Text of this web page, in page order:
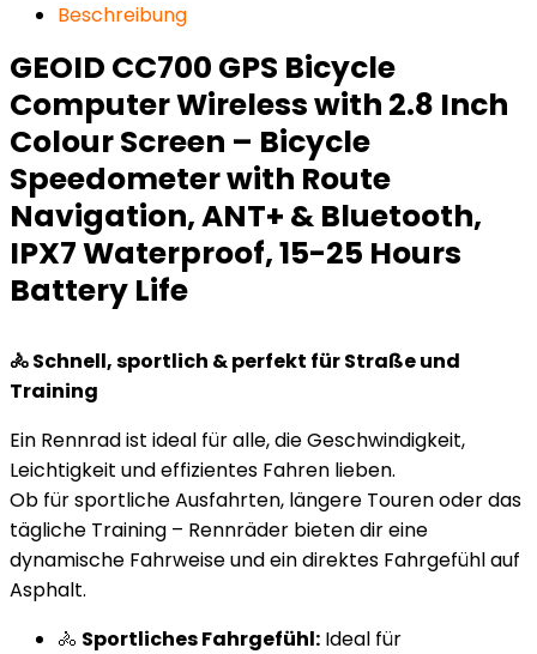
Beschreibung
GEOID CC700 GPS Bicycle
Computer Wireless with 2.8 Inch
Colour Screen – Bicycle
Speedometer with Route
Navigation, ANT+ & Bluetooth,
IPX7 Waterproof, 15-25 Hours
Battery Life
🚴 Schnell, sportlich & perfekt für Straße und
Training
Ein Rennrad ist ideal für alle, die Geschwindigkeit,
Leichtigkeit und effizientes Fahren lieben.
Ob für sportliche Ausfahrten, längere Touren oder das
tägliche Training – Rennräder bieten dir eine
dynamische Fahrweise und ein direktes Fahrgefühl auf
Asphalt.
🚴 Sportliches Fahrgefühl: Ideal für